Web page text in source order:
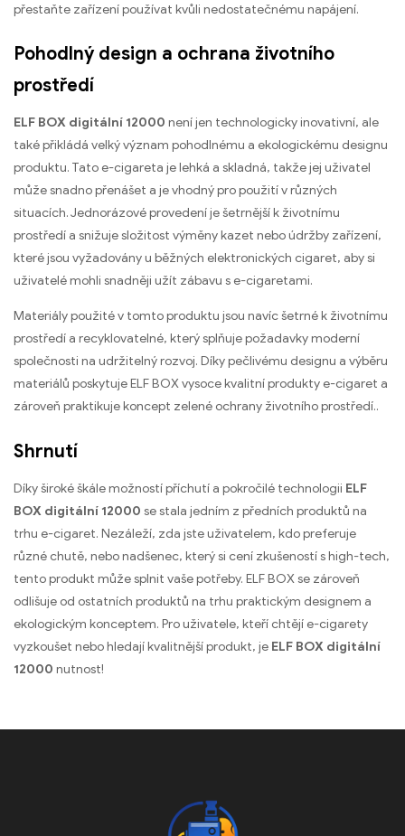
přestaňte zařízení používat kvůli nedostatečnému napájení.
Pohodlný design a ochrana životního
prostředí
ELF BOX digitální 12000 není jen technologicky inovativní, ale
také přikládá velký význam pohodlnému a ekologickému designu
produktu. Tato e-cigareta je lehká a skladná, takže jej uživatel
může snadno přenášet a je vhodný pro použití v různých
situacích. Jednorázové provedení je šetrnější k životnímu
prostředí a snižuje složitost výměny kazet nebo údržby zařízení,
které jsou vyžadovány u běžných elektronických cigaret, aby si
uživatelé mohli snadněji užít zábavu s e-cigaretami.
Materiály použité v tomto produktu jsou navíc šetrné k životnímu
prostředí a recyklovatelné, který splňuje požadavky moderní
společnosti na udržitelný rozvoj. Díky pečlivému designu a výběru
materiálů poskytuje ELF BOX vysoce kvalitní produkty e-cigaret a
zároveň praktikuje koncept zelené ochrany životního prostředí..
Shrnutí
Díky široké škále možností příchutí a pokročilé technologii ELF
BOX digitální 12000 se stala jedním z předních produktů na
trhu e-cigaret. Nezáleží, zda jste uživatelem, kdo preferuje
různé chutě, nebo nadšenec, který si cení zkušeností s high-tech,
tento produkt může splnit vaše potřeby. ELF BOX se zároveň
odlišuje od ostatních produktů na trhu praktickým designem a
ekologickým konceptem. Pro uživatele, kteří chtějí e-cigarety
vyzkoušet nebo hledají kvalitnější produkt, je ELF BOX digitální
12000 nutnost!